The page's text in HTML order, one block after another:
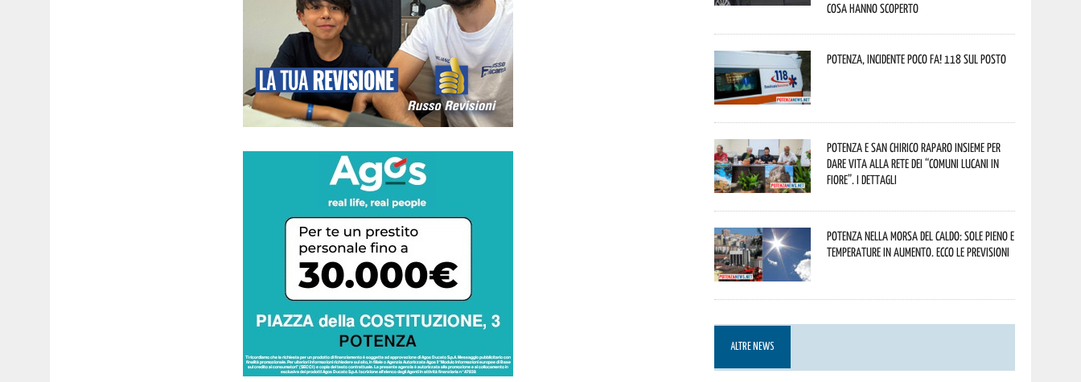
Cosa hanno scoperto
Potenza, incidente poco fa! 118 sul posto
Potenza e San Chirico Raparo insieme per
dare vita alla rete dei “Comuni Lucani in
Fiore”. I dettagli
Potenza nella morsa del caldo: sole pieno e
temperature in aumento. Ecco le previsioni
ALTRE NEWS